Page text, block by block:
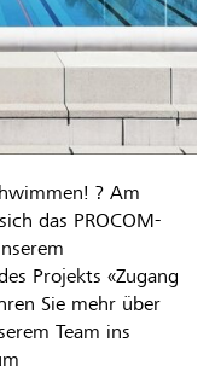
?‍ Am
das PROCOM-
Projekts «Zugang
Sie mehr über
Team ins